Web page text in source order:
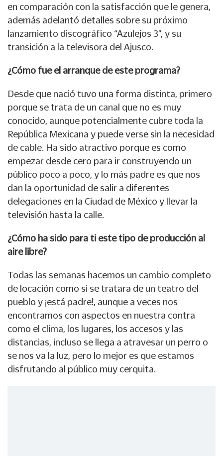
en comparación con la satisfacción que le genera,
además adelantó detalles sobre su próximo
lanzamiento discográfico “Azulejos 3”, y su
transición a la televisora del Ajusco.
¿Cómo fue el arranque de este programa?
Desde que nació tuvo una forma distinta, primero
porque se trata de un canal que no es muy
conocido, aunque potencialmente cubre toda la
República Mexicana y puede verse sin la necesidad
de cable. Ha sido atractivo porque es como
empezar desde cero para ir construyendo un
público poco a poco, y lo más padre es que nos
dan la oportunidad de salir a diferentes
delegaciones en la Ciudad de México y llevar la
televisión hasta la calle.
¿Cómo ha sido para ti este tipo de producción al
aire libre?
Todas las semanas hacemos un cambio completo
de locación como si se tratara de un teatro del
pueblo y ¡está padre!, aunque a veces nos
encontramos con aspectos en nuestra contra
como el clima, los lugares, los accesos y las
distancias, incluso se llega a atravesar un perro o
se nos va la luz, pero lo mejor es que estamos
disfrutando al público muy cerquita.